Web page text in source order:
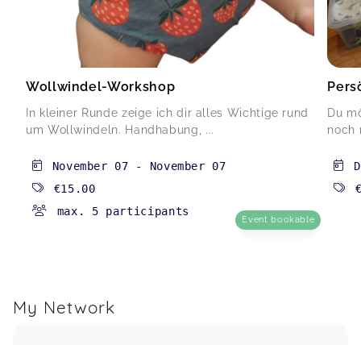
Wollwindel-Workshop
In kleiner Runde zeige ich dir alles Wichtige rund
um Wollwindeln. Handhabung, ...
November 07 - November 07
€15.00
max. 5 participants
Event bookable
Du
noch
My Network